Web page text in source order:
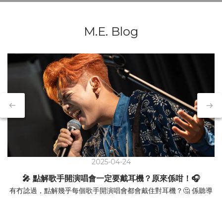
M.E. Blog
2025-04-24
🎤 點解歌手開演唱會一定要戴耳機？原來係咁！🎧
有冇諗過，點解幾乎每個歌手開演唱會都會戴住對耳機？🤔 係聽導